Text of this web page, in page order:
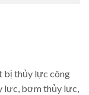
bị thủy lực công
lực, bơm thủy lực,